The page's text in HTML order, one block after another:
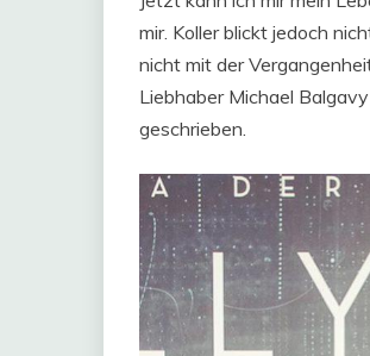
mir. Koller blickt jedoch
nicht mit der
Liebhaber Michael
geschrieben.